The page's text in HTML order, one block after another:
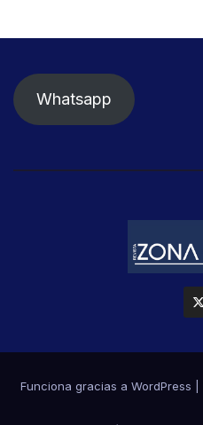
Whatsapp
Funciona gracias a WordPress